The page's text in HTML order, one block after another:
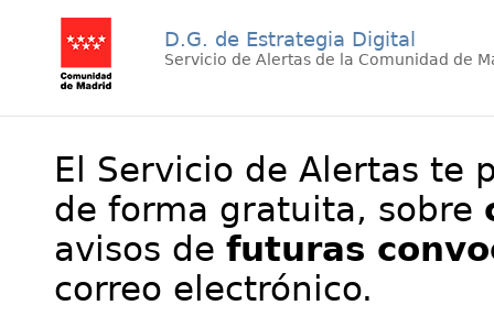
D.G. de Estrategia Digital
Servicio de Alertas de la Comunidad de
El Servicio de Alertas te
de forma gratuita, sobre
avisos de futuras
correo electrónico.